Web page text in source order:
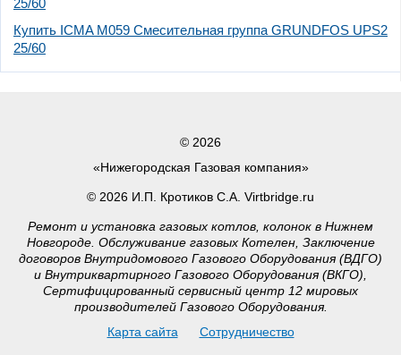
Купить ICMA M059 Смесительная группа GRUNDFOS UPS2
25/60
© 2026
«Нижегородская Газовая компания»
© 2026 И.П. Кротиков С.А. Virtbridge.ru
Ремонт и установка газовых котлов, колонок в Нижнем
Новгороде. Обслуживание газовых Котелен, Заключение
договоров Внутридомового Газового Оборудования (ВДГО)
и Внутриквартирного Газового Оборудования (ВКГО),
Сертифицированный сервисный центр 12 мировых
производителей Газового Оборудования.
Карта сайта
Сотрудничество